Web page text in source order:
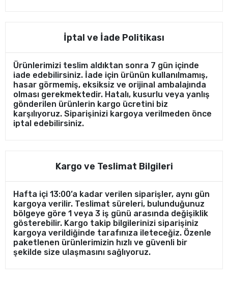
İptal ve İade Politikası
Ürünlerimizi teslim aldıktan sonra 7 gün içinde
iade edebilirsiniz. İade için ürünün kullanılmamış,
hasar görmemiş, eksiksiz ve orijinal ambalajında
olması gerekmektedir. Hatalı, kusurlu veya yanlış
gönderilen ürünlerin kargo ücretini biz
karşılıyoruz. Siparişinizi kargoya verilmeden önce
iptal edebilirsiniz.
Kargo ve Teslimat Bilgileri
Hafta içi 13:00’a kadar verilen siparişler, aynı gün
kargoya verilir. Teslimat süreleri, bulunduğunuz
bölgeye göre 1 veya 3 iş günü arasında değişiklik
gösterebilir. Kargo takip bilgilerinizi siparişiniz
kargoya verildiğinde tarafınıza ileteceğiz. Özenle
paketlenen ürünlerimizin hızlı ve güvenli bir
şekilde size ulaşmasını sağlıyoruz.